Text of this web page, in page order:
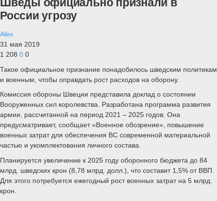
России угрозу
Alex
31 мая 2019
1 208 0 0
Такое официальное признание понадобилось шведским политикам
и военным, чтобы оправдать рост расходов на оборону.
Комиссия обороны Швеции представила доклад о состоянии
Вооруженных сил королевства. Разработана программа развития
армии, рассчитанной на период 2021 – 2025 годов. Она
предусматривает, сообщает «Военное обозрение», повышение
военных затрат для обеспечения ВС современной материальной
частью и укомплектования личного состава.
Планируется увеличение к 2025 году оборонного бюджета до 84
млрд. шведских крон (8,78 млрд. долл.), что составит 1,5% от ВВП.
Для этого потребуется ежегодный рост военных затрат на 5 млрд.
крон.